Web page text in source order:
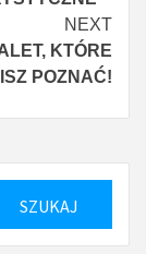
NEXT
KTÓRE
POZNAĆ!